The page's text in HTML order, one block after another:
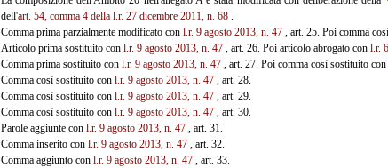
dell'art. 54, comma 4 della l.r. 27 dicembre 2011, n. 68.
Comma prima parzialmente modificato con l.r. 9 agosto 2013, n. 47, art. 25. Poi comma
Articolo prima sostituito con l.r. 9 agosto 2013, n. 47, art. 26. Poi articolo abrogato con l.r.
Comma prima sostituito con l.r. 9 agosto 2013, n. 47, art. 27. Poi comma così sostituito con
Comma così sostituito con l.r. 9 agosto 2013, n. 47, art. 28.
Comma così sostituito con l.r. 9 agosto 2013, n. 47, art. 29.
Comma così sostituito con l.r. 9 agosto 2013, n. 47, art. 30.
Parole aggiunte con l.r. 9 agosto 2013, n. 47, art. 31.
Comma inserito con l.r. 9 agosto 2013, n. 47, art. 32.
Comma aggiunto con l.r. 9 agosto 2013, n. 47, art. 33.